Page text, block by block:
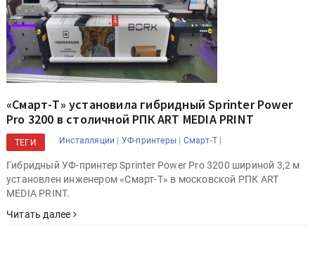
«Смарт-Т» установила гибридный Sprinter Power
Pro 3200 в столичной РПК ART MEDIA PRINT
ТЕГИ Инсталляции | УФ-принтеры | Смарт-Т |
Гибридный УФ-принтер Sprinter Power Pro 3200 шириной 3,2 м
установлен инженером «Смарт-Т» в московской РПК ART
MEDIA PRINT.
Читать далее